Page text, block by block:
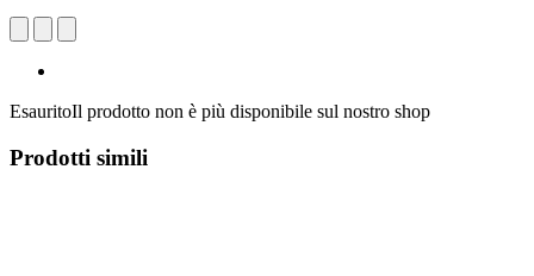
EsauritoIl prodotto non è più disponibile sul nostro shop
Prodotti simili